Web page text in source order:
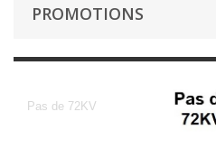
PROMOTIONS
Pas de 72KV